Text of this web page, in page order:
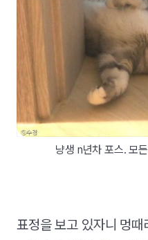
냥생 n년차 포스. 모
표정을 보고 있자니 멍